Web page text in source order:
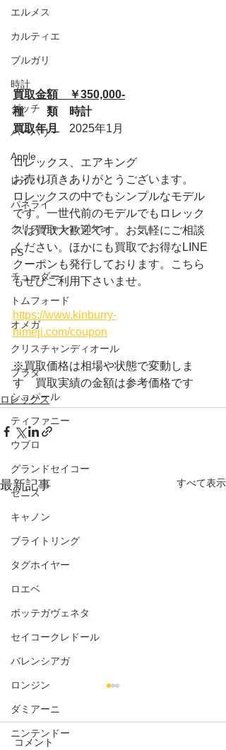
エルメス
カルティエ
ブルガリ
時計
グッチ
バーバリー
Apple
レイバン
パネライ
クリスチャンルブタン
PS
チューダー
トムフォード
オメガ
クリスチャンディオール
プラダ
ショパール
ティファニー
ウブロ
グランドセイコー
ゼニス
キャノン
ブライトリング
タグホイヤー
ロエベ
ボッテガヴェネタ
セイコークレドール
バレンシアガ
ロンジン
ダミアーニ
ニンテンドー
買取金額　￥350,000-
種　　類　時計
買取年月 2025年1月
ロレックス、エアキング
お売り頂きありがとうございます。
ロレックスの中でもシンプルなモデル
です。一世代前のモデルでもロレック
スは買取大歓迎です。お気軽にご相談
ください。ほかにも買取でお得なLINE
クーポンも発行しております。こちら
もぜひご利用下さいませ。
https://www.kinburry-
himeji.com/coupon
※買取価格は相場や状態で変動しま
す　買取実績の金額は参考価格です
ロレックス
最新記事 すべて表示
コメント